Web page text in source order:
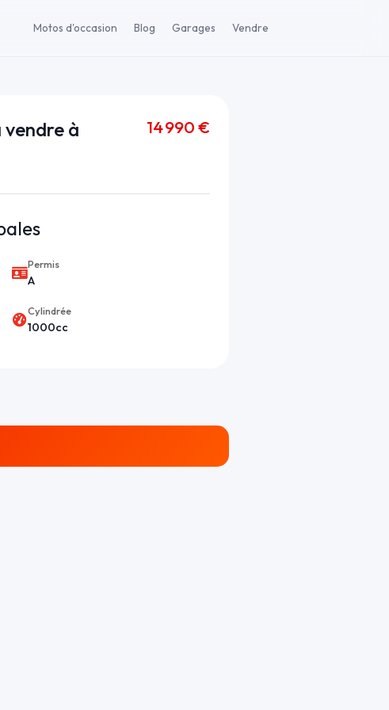
Motos d'occasion Blog Garages Vendre
vendre à
14 990 €
Permis
A
Cylindrée
1000cc